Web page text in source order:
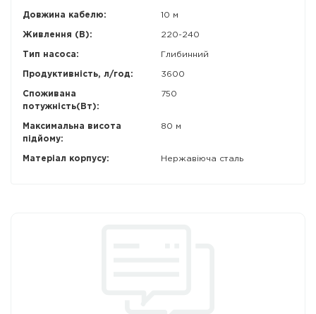
Довжина кабелю: 10 м
Живлення (В): 220-240
Тип насоса: Глибинний
Продуктивність, л/год: 3600
Споживана
потужність(Вт):
750
Максимальна висота
підйому:
80 м
Матеріал корпусу: Нержавіюча сталь